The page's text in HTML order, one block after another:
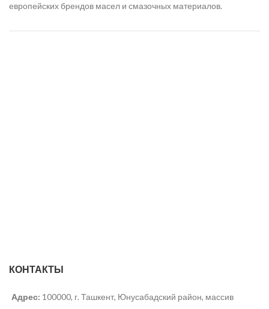
европейских брендов масел и смазочных материалов.
КОНТАКТЫ
Адрес: 100000, г. Ташкент, Юнусабадский район, массив